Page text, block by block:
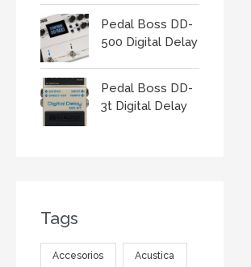
Pedal Boss DD-
500 Digital Delay
Pedal Boss DD-
3t Digital Delay
Tags
Accesorios Acustica